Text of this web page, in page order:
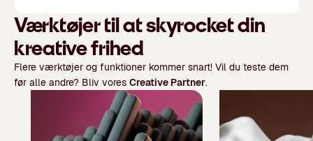
Værktøjer til at skyrocket din
kreative frihed
Flere værktøjer og funktioner kommer snart! Vil du teste dem
før alle andre? Bliv vores Creative Partner.